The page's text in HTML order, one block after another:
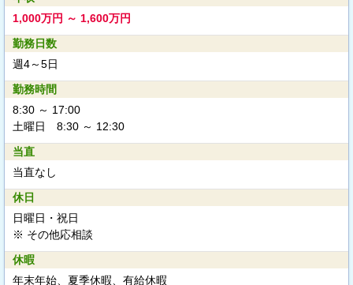
1,000万円 ～ 1,600万円
勤務日数
週4～5日
勤務時間
8:30 ～ 17:00
土曜日 8:30 ～ 12:30
当直
当直なし
休日
日曜日・祝日
※ その他応相談
休暇
年末年始、夏季休暇、有給休暇